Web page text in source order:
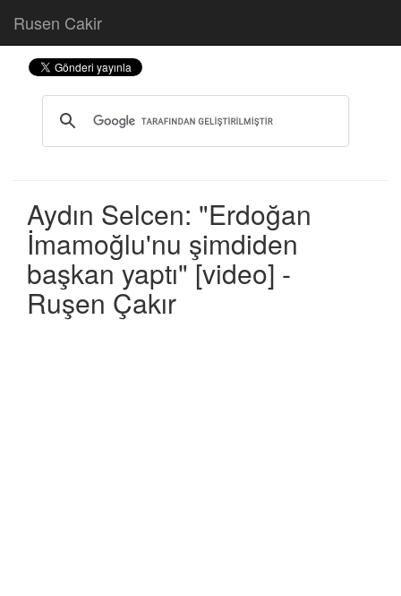
Rusen Cakir
Aydın Selcen: "Erdoğan
İmamoğlu'nu şimdiden
başkan yaptı" [video] -
Ruşen Çakır